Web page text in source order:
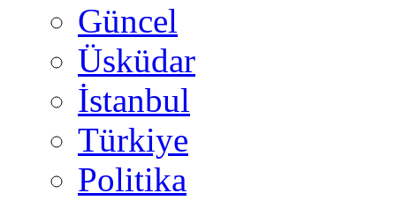
Güncel
Üsküdar
İstanbul
Türkiye
Politika